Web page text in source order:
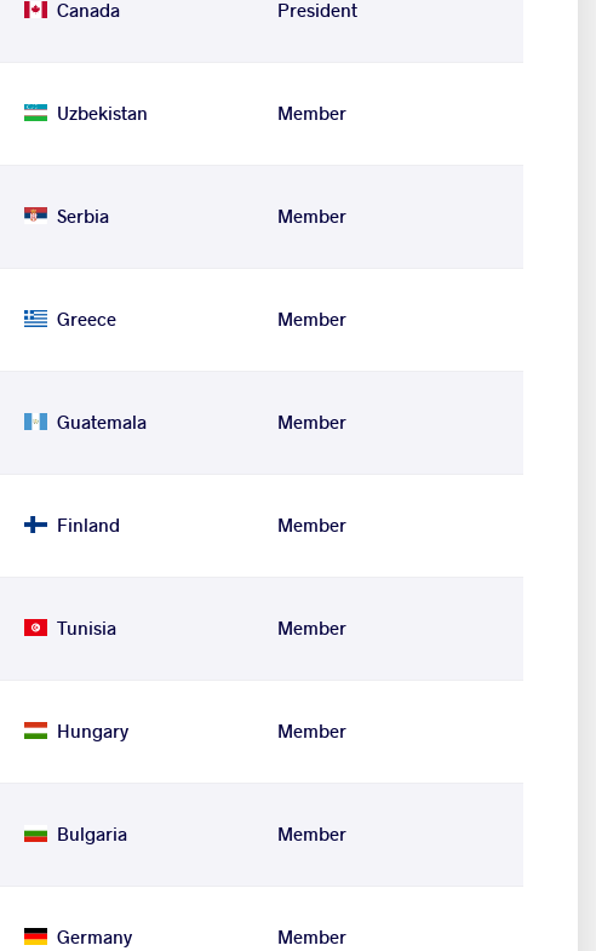
Canada President
Uzbekistan Member
Serbia Member
Greece Member
Guatemala Member
Finland Member
Tunisia Member
Hungary Member
Bulgaria Member
Germany Member